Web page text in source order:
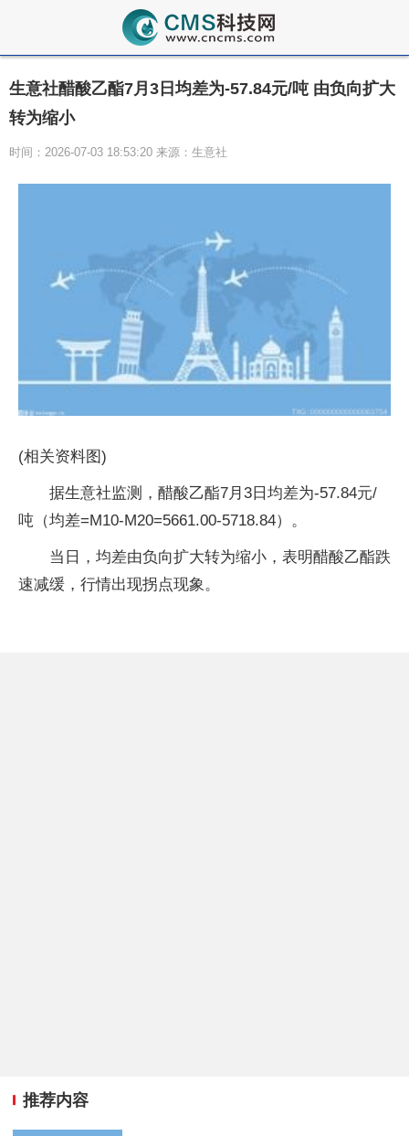
生意社醋酸乙酯7月3日均差为-57.84元/吨 由负向扩大
转为缩小
时间：2026-07-03 18:53:20 来源：生意社
(相关资料图)
据生意社监测，醋酸乙酯7月3日均差为-57.84元/
吨（均差=M10-M20=5661.00-5718.84）。
当日，均差由负向扩大转为缩小，表明醋酸乙酯跌
速减缓，行情出现拐点现象。
推荐内容